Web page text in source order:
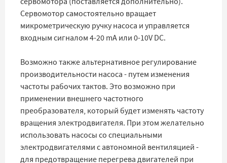
Сервомотор самостоятельно вращает
микрометрическую ручку насоса и управляется
входным сигналом 4-20 mA или 0-10V DC.
Возможно также альтернативное регулирование
производительности насоса - путем изменения
частоты рабочих тактов. Это возможно при
применении внешнего частотного
преобразователя, который будет изменять частоту
вращения электродвигателя. При этом желательно
использовать насосы со специальными
электродвигателями с автономной вентиляцией -
для предотвращение перегрева двигателей при